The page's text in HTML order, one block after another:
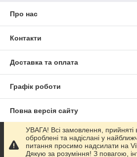
Про нас
Контакти
Доставка та оплата
Графік роботи
Повна версія сайту
Сайт створено на маркетплейсі
УВАГА! Всі замовлення, прийняті
оброблені та надіслані у
питання просимо надсилати на
Дякую за розуміння! З повагою,